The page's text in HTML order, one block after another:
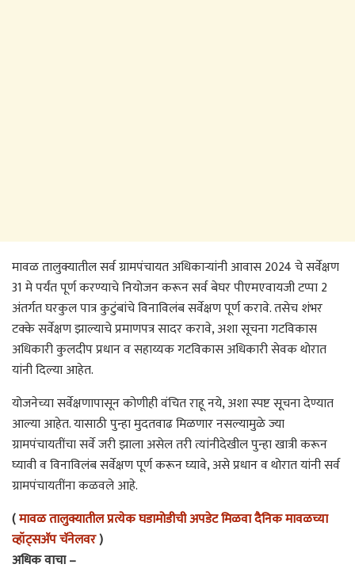
मावळ तालुक्यातील सर्व ग्रामपंचायत अधिकाऱ्यांनी आवास 2024 चे सर्वेक्षण
31 मे पर्यंत पूर्ण करण्याचे नियोजन करून सर्व बेघर पीएमएवायजी टप्पा 2
अंतर्गत घरकुल पात्र कुटुंबांचे विनाविलंब सर्वेक्षण पूर्ण करावे. तसेच शंभर
टक्के सर्वेक्षण झाल्याचे प्रमाणपत्र सादर करावे, अशा सूचना गटविकास
अधिकारी कुलदीप प्रधान व सहाय्यक गटविकास अधिकारी सेवक थोरात
यांनी दिल्या आहेत.
योजनेच्या सर्वेक्षणापासून कोणीही वंचित राहू नये, अशा स्पष्ट सूचना देण्यात
आल्या आहेत. यासाठी पुन्हा मुदतवाढ मिळणार नसल्यामुळे ज्या
ग्रामपंचायतींचा सर्वे जरी झाला असेल तरी त्यांनीदेखील पुन्हा खात्री करून
घ्यावी व विनाविलंब सर्वेक्षण पूर्ण करून घ्यावे, असे प्रधान व थोरात यांनी सर्व
ग्रामपंचायतींना कळवले आहे.
(मावळ तालुक्यातील प्रत्येक घडामोडीची अपडेट मिळवा दैनिक मावळच्या
व्हॉट्सअ‍ॅप चॅनेलवर)
अधिक वाचा –